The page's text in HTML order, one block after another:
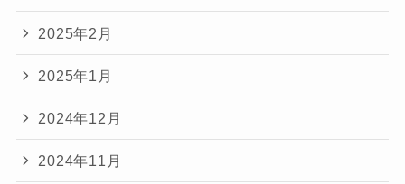
2025年2月
2025年1月
2024年12月
2024年11月